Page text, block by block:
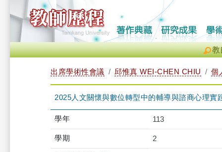
教
出席學術性會議 邱惟真 WEI-CHEN CHIU 個
2025人文關懷與數位轉型中的輔導與諮商心理
學年 113
學期 2